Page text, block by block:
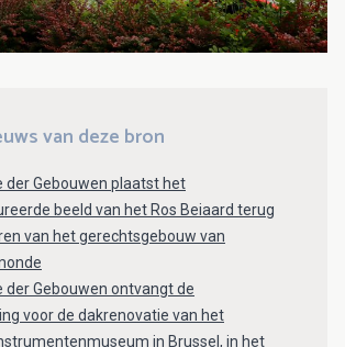
van deze bron
der Gebouwen plaatst het
beeld van het Ros Beiaard terug
van het gerechtsgebouw van
der Gebouwen ontvangt de
voor de dakrenovatie van het
in Brussel, in het